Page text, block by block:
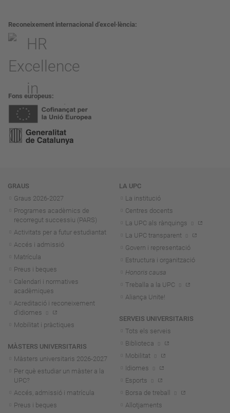
Reconeixement internacional d’excel·lència
Fons europeus
Navegació
GRAUS
Graus 2026-2027
Programes acadèmics de
recorregut successiu (PARS)
Activitats per a futur estudiantat
Accés i admissió
Matrícula
Preus i beques
Calendari i normatives
acadèmiques
Acreditació i reconeixement
d'idiomes
Mobilitat i pràctiques
MÀSTERS UNIVERSITARIS
Màsters universitaris 2026-2027
Per què estudiar un màster a la
UPC?
Accés, admissió i matrícula
Preus i beques
LA UPC
La institució
Centres docents
La UPC als rànquings
La UPC transparent
Govern i representació
Estructura i organització
Honoris causa
Treballa a la UPC
Aliança Unite!
SERVEIS UNIVERSITARIS
Tots els serveis
Biblioteca
Mobilitat
Idiomes
Esports
Borsa de treball
Allotjaments